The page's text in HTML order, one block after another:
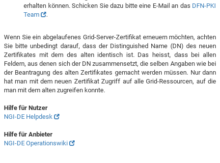
erhalten können. Schicken Sie dazu bitte eine E-Mail an das DFN-PKI
Team
.
Wenn Sie ein abgelaufenes Grid-Server-Zertifikat erneuern möchten, achten
Sie bitte unbedingt darauf, dass der Distinguished Name (DN) des neuen
Zertifikates mit dem des alten identisch ist. Das heisst, dass bei allen
Feldern, aus denen sich der DN zusammensetzt, die selben Angaben wie bei
der Beantragung des alten Zertifikates gemacht werden müssen. Nur dann
hat man mit dem neuen Zertifikat Zugriff auf alle Grid-Ressourcen, auf die
man mit dem alten zugreifen konnte.
Hilfe für Nutzer
NGI-DE Helpdesk
Hilfe für Anbieter
NGI-DE Operationswiki